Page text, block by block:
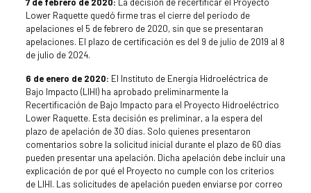
Lower Raquette quedó firme tras el cierre del período de
apelaciones el 5 de febrero de 2020, sin que se presentaran
apelaciones. El plazo de certificación es del 9 de julio de 2019 al 8
de julio de 2024.
6 de enero de 2020: El Instituto de Energía Hidroeléctrica de
Bajo Impacto (LIHI) ha aprobado preliminarmente la
Recertificación de Bajo Impacto para el Proyecto Hidroeléctrico
Lower Raquette. Esta decisión es preliminar, a la espera del
plazo de apelación de 30 días. Solo quienes presentaron
comentarios sobre la solicitud inicial durante el plazo de 60 días
pueden presentar una apelación. Dicha apelación debe incluir una
explicación de por qué el Proyecto no cumple con los criterios
de LIHI. Las solicitudes de apelación pueden enviarse por correo